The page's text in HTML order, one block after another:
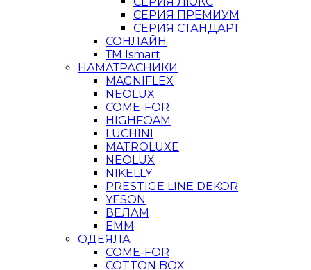
СЕРИЯ ПРЕМИУМ
СЕРИЯ СТАНДАРТ
СОНЛАЙН
ТМ Ismart
НАМАТРАСНИКИ
MAGNIFLEX
NEOLUX
COME-FOR
HIGHFOAM
LUCHINI
MATROLUXE
NEOLUX
NIKELLY
PRESTIGE LINE DEKOR
YESON
ВЕЛАМ
ЕММ
ОДЕЯЛА
COME-FOR
COTTON BOX